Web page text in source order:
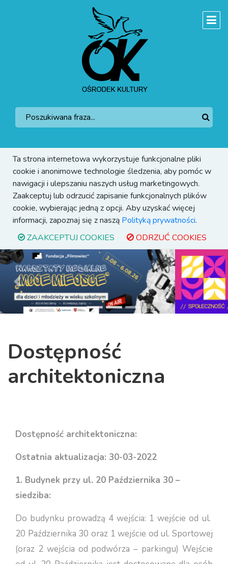
Ta strona internetowa wykorzystuje funkcjonalne pliki
cookie i anonimowe technologie śledzenia, aby pomóc w
nawigacji i ulepszaniu naszych usług marketingowych.
Zaakceptuj lub odrzucić zapisanie funkcjonalnych plików
cookie, wybierając jedną z opcji. Aby uzyskać więcej
informacji, zapoznaj się z naszą Polityką prywatności.
ZAAKCEPTUJ COOKIES
ODRZUĆ COOKIES
Previous Next
Dostępność
architektoniczna
Dostępność architektoniczna:
Ostatnia aktualizacja: 30-03-2022
1. Budynek przy ul. 20 Października 30 –
siedziba:
Do budynku prowadzą 4 wejścia: 1 wejście od ul.
20 Października 30 oraz 1 wejście od ul. Sportowej
(oraz 2 wejścia od podwórza – parkingu) Wejście